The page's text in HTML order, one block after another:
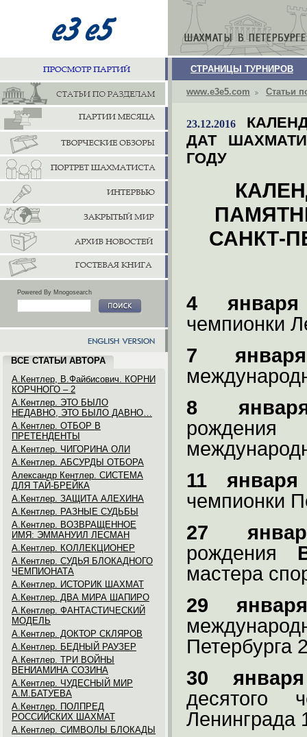
Powered By Mnogosearch
ВСЕ СТАТЬИ АВТОРА
А.Кентлер, В.Файбисович. КОРНИ
КОРЧНОГО – 2
А.Кентлер. ЭТО БЫЛО
НЕДАВНО, ЭТО БЫЛО ДАВНО…
А.Кентлер. ОТБОР В
ПРЕТЕНДЕНТЫ
А.Кентлер. ЧИГОРИНА ОЛИ
А.Кентлер. АБСУРДЫ ОТБОРА
Александр Кентлер. СИСТЕМА
ДЛЯ ТАЙ-БРЕЙКА
А.Кентлер. ЗАЩИТА АЛЕХИНА
А.Кентлер. РАЗНЫЕ СУДЬБЫ
А.Кентлер. ВОЗВРАЩЕННОЕ
ИМЯ: ЭММАНУИЛ ЛЕСМАН
А.Кентлер. КОЛЛЕКЦИОНЕР
А.Кентлер. СУДЬЯ БЛОКАДНОГО
ЧЕМПИОНАТА
А.Кентлер. ИСТОРИК ШАХМАТ
А.Кентлер. ДВА МИРА ШАПИРО
А.Кентлер. ФАНТАСТИЧЕСКИЙ
МОДЕЛЬ
А.Кентлер. ДОКТОР СКЛЯРОВ
А.Кентлер. БЕДНЫЙ РАУЗЕР
А.Кентлер. ТРИ ВОЙНЫ
ВЕНИАМИНА СОЗИНА
А.Кентлер. ЧУДЕСНЫЙ МИР
А.М.БАТУЕВА
А.Кентлер. ПОЛПРЕД
РОССИЙСКИХ ШАХМАТ
А.Кентлер. СИМВОЛЫ БЛОКАДЫ
СТРАНИЦЫ ТУРНИРОВ
www.e3e5.com Статьи
23.12.2016
ДАТ
ГОДУ
САНКТ-
4 января
чемпионки
7 января
8
рождения
11 января
чемпионки
27
рождения
мастера
29 января
Петербурга
30 января
десятого
Ленинграда